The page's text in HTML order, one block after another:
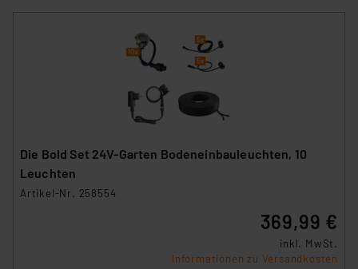
Die Bold Set 24V-Garten Bodeneinbauleuchten, 10
Leuchten
Artikel-Nr. 258554
369,99 €
inkl. MwSt.
Informationen zu Versandkosten